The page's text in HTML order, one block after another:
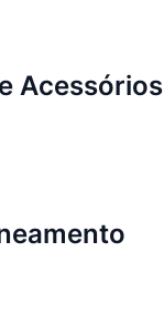
Acessórios